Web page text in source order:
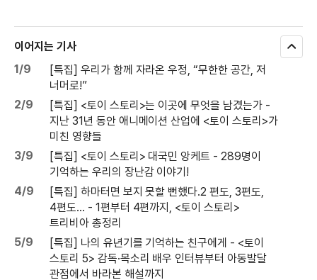
이어지는 기사
1/9
[특집] 우리가 함께 자라온 우정, “무한한 공간, 저
너머로!”
2/9
[특집] <토이 스토리>는 이곳에 무엇을 남겼는가 -
지난 31년 동안 애니메이션 산업에 <토이 스토리>가
미친 영향들
3/9
[특집] <토이 스토리> 대국민 앙케트 - 289명이
기억하는 우리의 장난감 이야기!
4/9
[특집] 하마터면 보지 못할 뻔했다.2 편도, 3편도,
4편도… - 1편부터 4편까지, <토이 스토리>
트리비아 총정리
5/9
[특집] 나의 유년기를 기억하는 친구에게 - <토이
스토리 5> 감독·목소리 배우 인터뷰부터 아동발달
관점에서 바라본 해설까지
모